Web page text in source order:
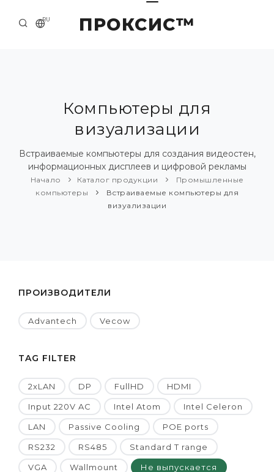
ПРОКСИС™
RU
О КОМПАНИИ
ПРИМЕРЫ И РЕШЕНИЯ
КАТАЛОГ ПРОДУКЦИИ
ПРЕСС-ЦЕНТР
Компьютеры для
визуализации
Встраиваемые компьютеры для создания видеостен,
информационных дисплеев и цифровой рекламы
Начало Каталог продукции
Промышленные
компьютеры
Встраиваемые компьютеры для
визуализации
ПРОИЗВОДИТЕЛИ
Advantech Vecow
TAG FILTER
2xLAN DP FullHD HDMI
Input 220V AC Intel Atom Intel Celeron
LAN Passive Cooling POE ports
RS232 RS485 Standard T range
VGA Wallmount Не выпускается